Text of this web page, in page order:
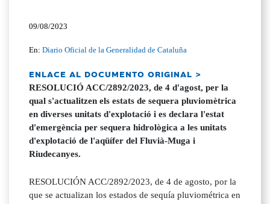
09/08/2023
En:Diario Oficial de la Generalidad de Cataluña
ENLACE AL DOCUMENTO ORIGINAL >
RESOLUCIÓ ACC/2892/2023, de 4 d'agost, per la
qual s'actualitzen els estats de sequera pluviomètrica
en diverses unitats d'explotació i es declara l'estat
d'emergència per sequera hidrològica a les unitats
d'explotació de l'aqüífer del Fluvià-Muga i
Riudecanyes.
RESOLUCIÓN ACC/2892/2023, de 4 de agosto, por la
que se actualizan los estados de sequía pluviométrica en